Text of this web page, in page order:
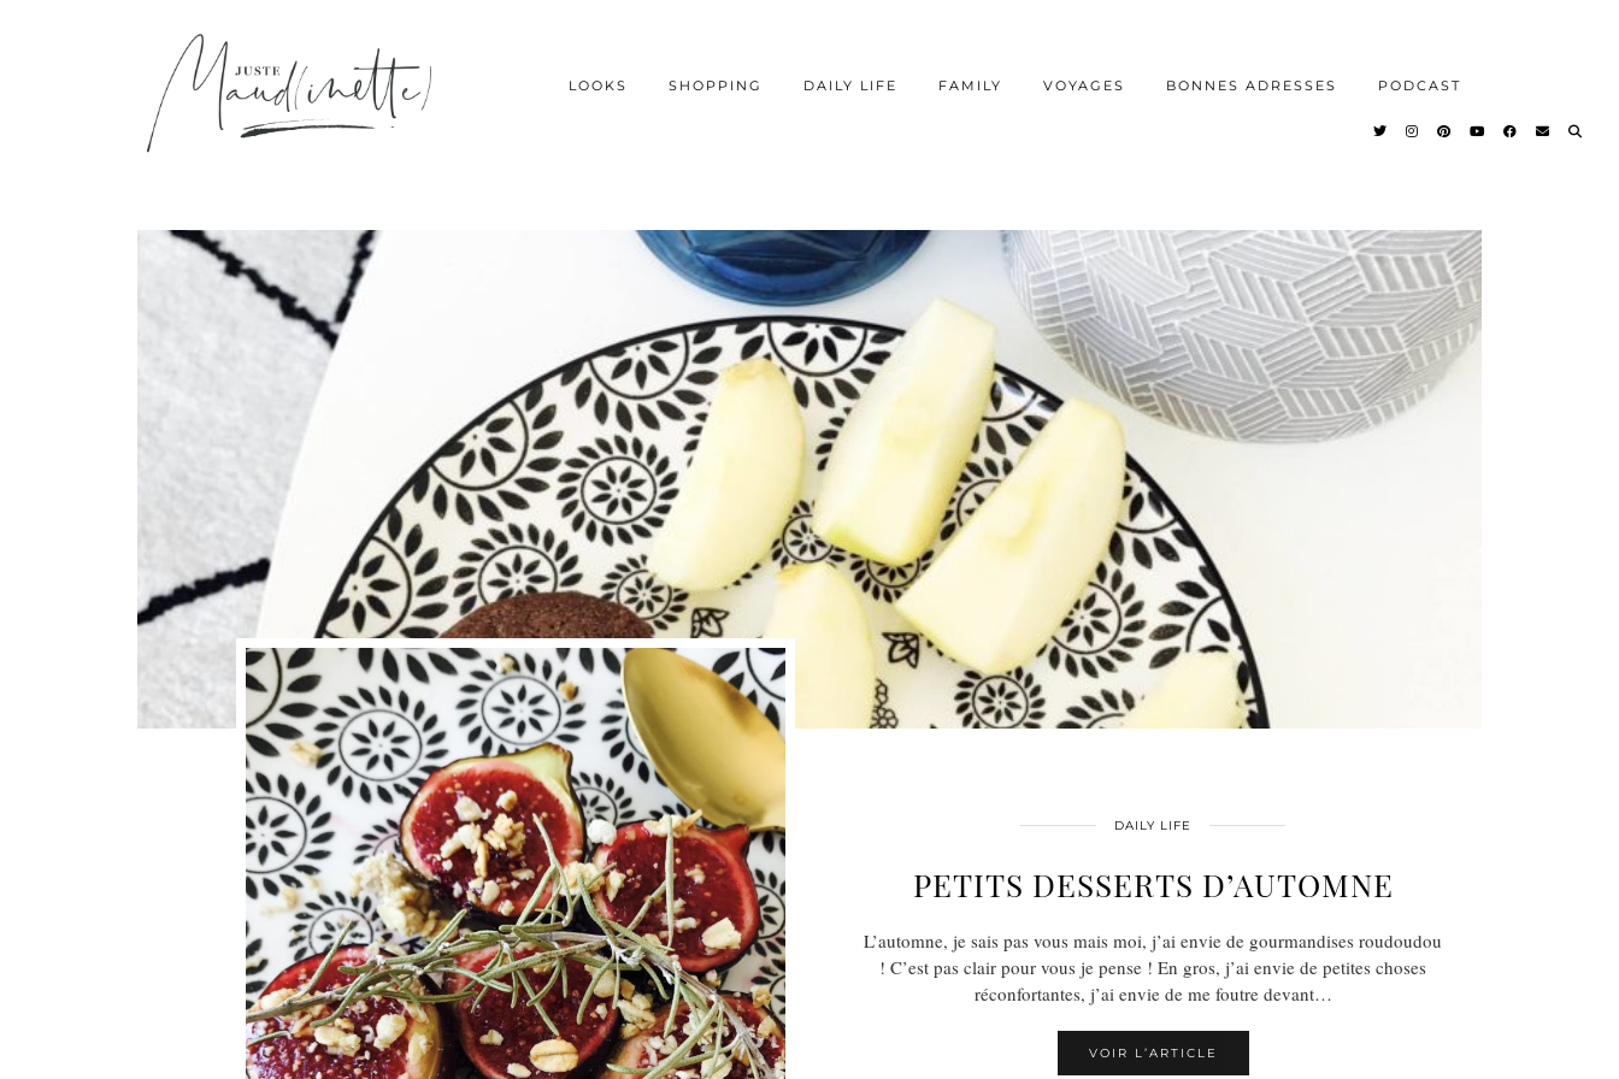
LOOKS SHOPPING DAILY LIFE FAMILY VOYAGES BONNES ADRESSES PODCAST
DAILY LIFE
PETITS DESSERTS D’AUTOMNE
L’automne, je sais pas vous mais moi, j’ai envie de gourmandises roudoudou
! C’est pas clair pour vous je pense ! En gros, j’ai envie de petites choses
réconfortantes, j’ai envie de me foutre devant…
VOIR L’ARTICLE